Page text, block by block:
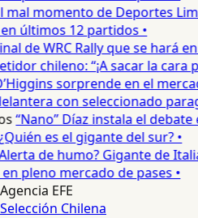
mal momento de Deportes
últimos 12 partidos •
de WRC Rally que se hará
chileno: “¡A sacar la cara
sorprende en el
con seleccionado
“Nano” Díaz instala el debate
es el gigante del sur? •
de humo? Gigante de
pleno mercado de pases •
Agencia EFE
Selección Chilena